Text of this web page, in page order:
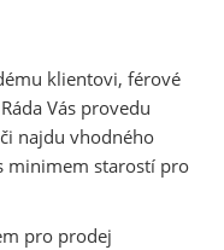
klientovi, férové
Vás provedu
najdu vhodného
minimem starostí pro
pro prodej